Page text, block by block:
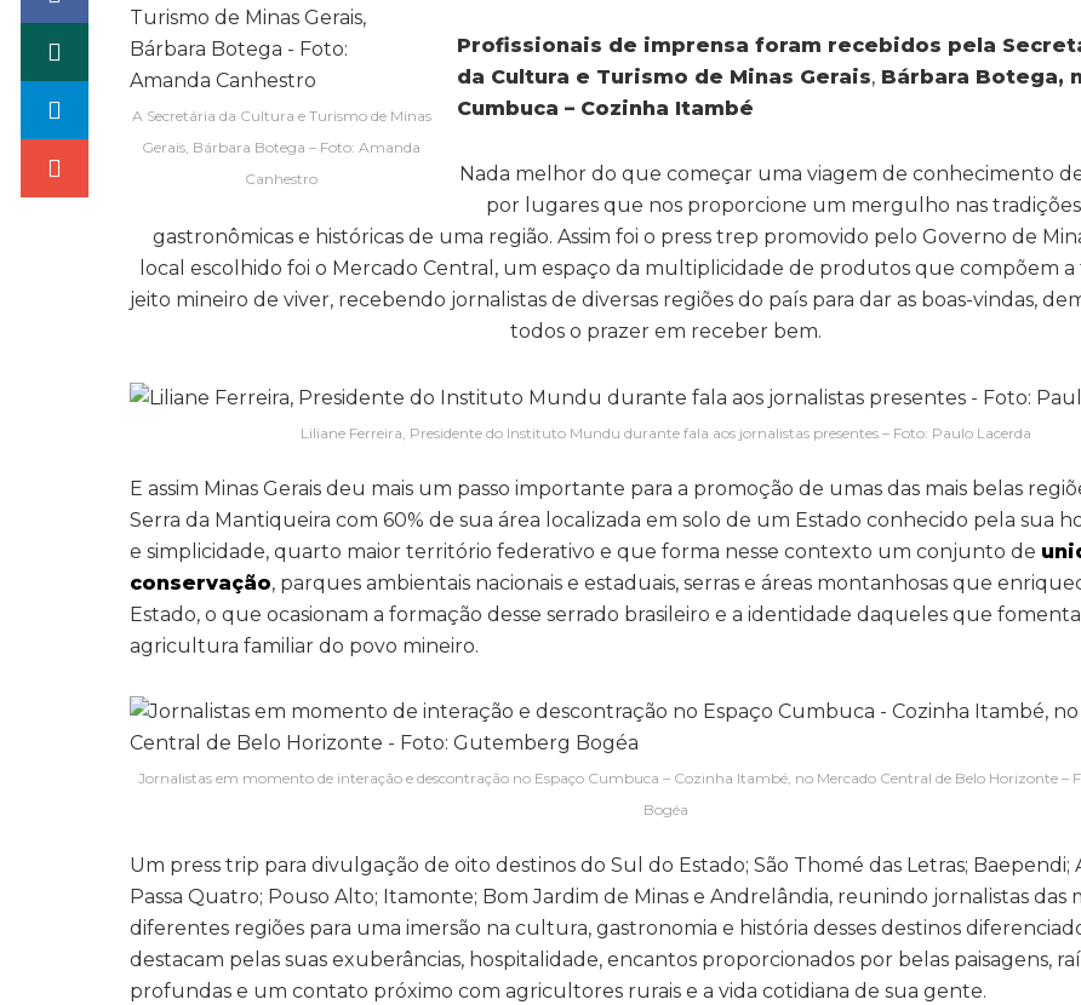
A Secretária da Cultura e Turismo de Minas
Gerais, Bárbara Botega – Foto: Amanda
Canhestro
Profissionais de imprensa foram recebidos pela
d a Cultura e Turismo de Minas Gerais, Bárbara Botega,
Cumbuca – Cozinha Itambé
Nada melhor do que começar uma viagem de conhecimento
por lugares que nos proporcione um mergulho nas
gastronômicas e históricas de uma região. Assim foi o press trep promovido pelo Governo de
local escolhido foi o Mercado Central, um espaço da multiplicidade de produtos que compõem a
jeito mineiro de viver, recebendo jornalistas de diversas regiões do país para dar as boas-vindas,
todos o prazer em receber bem.
Liliane Ferreira, Presidente do Instituto Mundu durante fala aos jornalistas presentes – Foto: Paulo Lacerda
E assim Minas Gerais deu mais um passo importante para a promoção de umas das mais belas
Serra da Mantiqueira com 60% de sua área localizada em solo de um Estado conhecido pela sua
e simplicidade, quarto maior território federativo e que forma nesse contexto um conjunto de
conservação, parques ambientais nacionais e estaduais, serras e áreas montanhosas que
Estado, o que ocasionam a formação desse serrado brasileiro e a identidade daqueles que
agricultura familiar do povo mineiro.
Jornalistas em momento de interação e descontração no Espaço Cumbuca – Cozinha Itambé, no Mercado Central de Belo Horizonte –
Bogéa
Um press trip para divulgação de oito destinos do Sul do Estado; São Thomé das Letras; Baependi;
Passa Quatro; Pouso Alto; Itamonte; Bom Jardim de Minas e Andrelândia, reunindo jornalistas das
diferentes regiões para uma imersão na cultura, gastronomia e história desses destinos
destacam pelas suas exuberâncias, hospitalidade, encantos proporcionados por belas paisagens,
profundas e um contato próximo com agricultores rurais e a vida cotidiana de sua gente.